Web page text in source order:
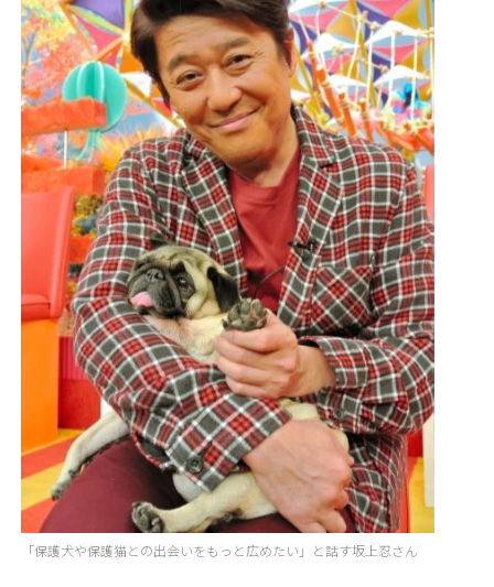
「保護犬や保護猫との出会いをもっと広めたい」と話す坂上忍さん